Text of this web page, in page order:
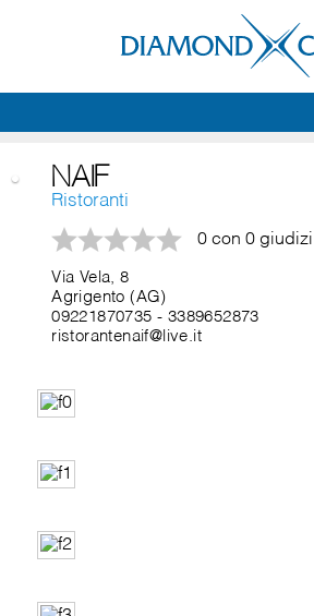
NAIF
Ristoranti
0 con 0 giudizi
Via Vela, 8
Agrigento (AG)
09221870735 - 3389652873
ristorantenaif@live.it